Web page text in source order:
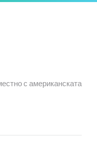
с американската